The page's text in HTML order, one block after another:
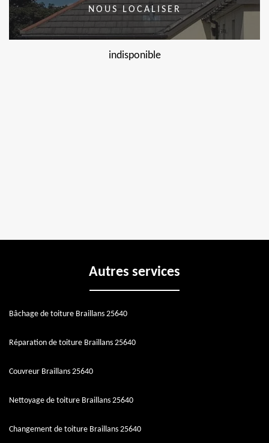
NOUS LOCALISER
indisponible
Autres services
Bâchage de toiture Braillans 25640
Réparation de toiture Braillans 25640
Couvreur Braillans 25640
Nettoyage de toiture Braillans 25640
Changement de toiture Braillans 25640